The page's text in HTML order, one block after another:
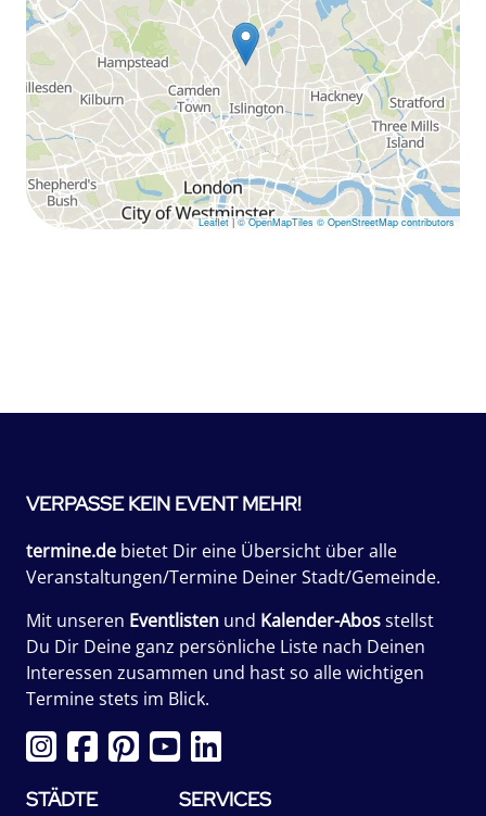
Leaflet | © OpenMapTiles © OpenStreetMap contributors
VERPASSE KEIN EVENT MEHR!
termine.de bietet Dir eine Übersicht über alle
Veranstaltungen/Termine Deiner Stadt/Gemeinde.
Mit unseren Eventlisten und Kalender-Abosstellst
Du Dir Deine ganz persönliche Liste nach Deinen
Interessen zusammen und hast so alle wichtigen
Termine stets im Blick.
STÄDTE SERVICES